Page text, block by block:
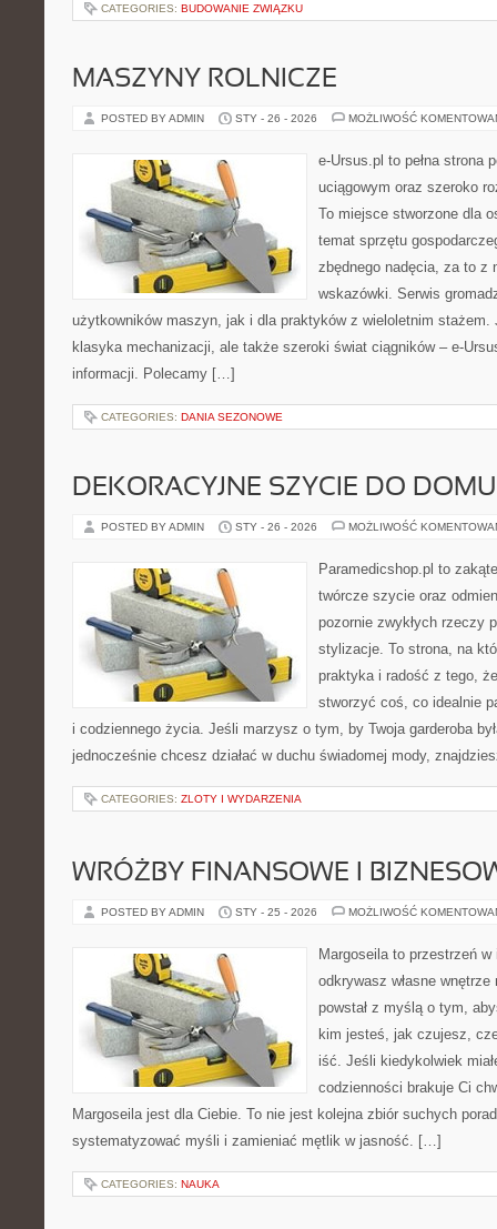
CATEGORIES: BUDOWANIE ZWIĄZKU
MASZYNY ROLNICZE
POSTED BY ADMIN STY - 26 - 2026 MOŻLIWOŚĆ
e-Ursus.pl to pełna strona
uciągowym oraz szeroko
To miejsce stworzone dla
temat sprzętu
zbędnego nadęcia, za to z
wskazówki. Serwis
użytkowników maszyn, jak i dla praktyków z wieloletnim stażem.
klasyka mechanizacji, ale także szeroki świat ciągników – e-
informacji. Polecamy […]
CATEGORIES: DANIA SEZONOWE
DEKORACYJNE SZYCIE DO DOMU
POSTED BY ADMIN STY - 26 - 2026 MOŻLIWOŚĆ
Paramedicshop.pl to
twórcze szycie oraz
pozornie zwykłych rzeczy
stylizacje. To strona, na
praktyka i radość z tego,
stworzyć coś, co idealnie
i codziennego życia. Jeśli marzysz o tym, by Twoja garderoba
jednocześnie chcesz działać w duchu świadomej mody,
CATEGORIES: ZLOTY I WYDARZENIA
WRÓŻBY FINANSOWE I
POSTED BY ADMIN STY - 25 - 2026 MOŻLIWOŚĆ
Margoseila to przestrzeń
odkrywasz własne
powstał z myślą o tym,
kim jesteś, jak czujesz,
iść. Jeśli kiedykolwiek
codzienności brakuje Ci
Margoseila jest dla Ciebie. To nie jest kolejna zbiór suchych
systematyzować myśli i zamieniać mętlik w jasność. […]
CATEGORIES: NAUKA